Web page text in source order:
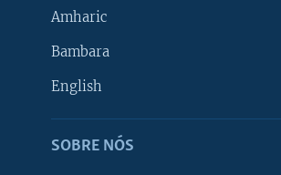
Amharic
Bambara
English
SOBRE NÓS